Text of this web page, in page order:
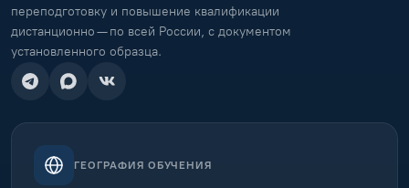
переподготовку и повышение квалификации
дистанционно — по всей России, с документом
установленного образца.
ГЕОГРАФИЯ ОБУЧЕНИЯ